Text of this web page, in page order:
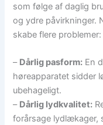
som følge af daglig
og ydre påvirkninger.
skabe flere problemer:
– Dårlig pasform: En
høreapparatet sidder
ubehageligt.
– Dårlig lydkvalitet:
forårsage lydlækager,